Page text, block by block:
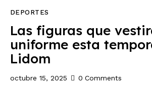
DEPORTES
Las figuras que
uniforme esta
Lidom
octubre 15, 2025 0 Comments